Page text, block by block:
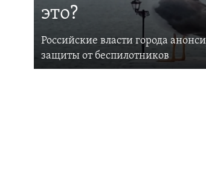
это?
Российские власти города
защиты от беспилотников